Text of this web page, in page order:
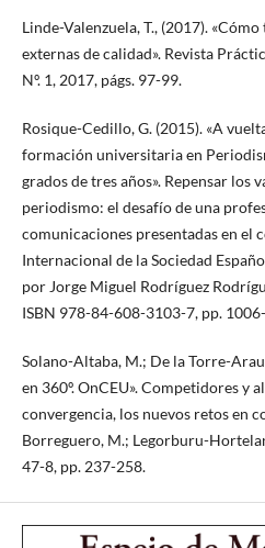
Linde-Valenzuela, T., (2017).
externas de calidad». Revista
Nº. 1, 2017, págs. 97-99.
Rosique-Cedillo, G. (2015). «A
formación universitaria en
grados de tres años». Repensar los
periodismo: el desafío de una
comunicaciones presentadas en el
Internacional de la Sociedad
por Jorge Miguel Rodríguez
ISBN 978-84-608-3103-7, pp.
Solano-Altaba, M.; De la Torre-
en 360º. OnCEU». Competidores y
convergencia, los nuevos retos en
Borreguero, M.; Legorburu-
47-8, pp. 237-258.